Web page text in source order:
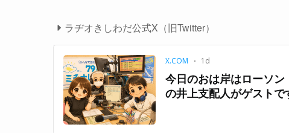
ラヂオきしわだ公式X（旧Twitter）